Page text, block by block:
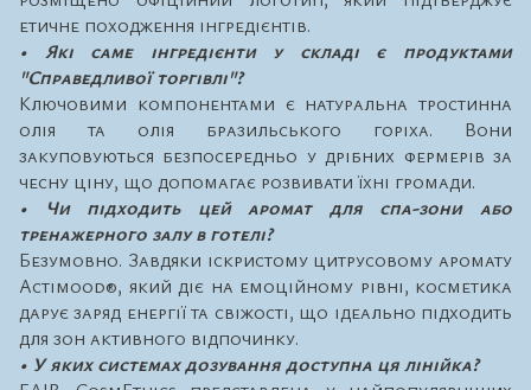
етичне походження інгредієнтів.
• Які саме інгредієнти у складі є продуктами
"Справедливої торгівлі"?
Ключовими компонентами є натуральна тростинна
олія та олія бразильського горіха. Вони
закуповуються безпосередньо у дрібних фермерів за
чесну ціну, що допомагає розвивати їхні громади.
• Чи підходить цей аромат для спа-зони або
тренажерного залу в готелі?
Безумовно. Завдяки іскристому цитрусовому аромату
Actimood®, який діє на емоційному рівні, косметика
дарує заряд енергії та свіжості, що ідеально підходить
для зон активного відпочинку.
• У яких системах дозування доступна ця лінійка?